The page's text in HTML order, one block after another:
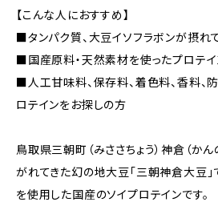
【こんな人におすすめ】
■タンパク質、大豆イソフラボンが摂れ
■国産原料・天然素材を使ったプロテ
■人工甘味料、保存料、着色料、香料、
ロテインをお探しの方
鳥取県三朝町（みささちょう）神倉（か
がれてきた幻の地大豆「三朝神倉大豆」
を使用した国産のソイプロテインです。